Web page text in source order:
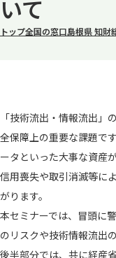
いて
トップ全国の窓口島根県 知財
「技術流出・情報流出
全保障上の重要な課題で
ータといった大事な資産
信用喪失や取引消滅等に
がります。
本セミナーでは、冒頭に
のリスクや技術情報流出
後半部分では、共に経産